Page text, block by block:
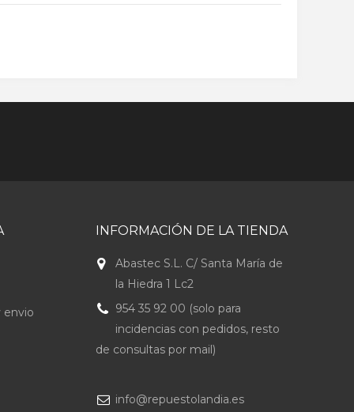
envio
INFORMACIÓN DE LA TIENDA
Abastec S.L. C/ Santa María de
la Hiedra 1 Lc2
954 35 92 00 (solo para
incidencias con pedidos, resto
de consultas por mail)
info@repuestolandia.es